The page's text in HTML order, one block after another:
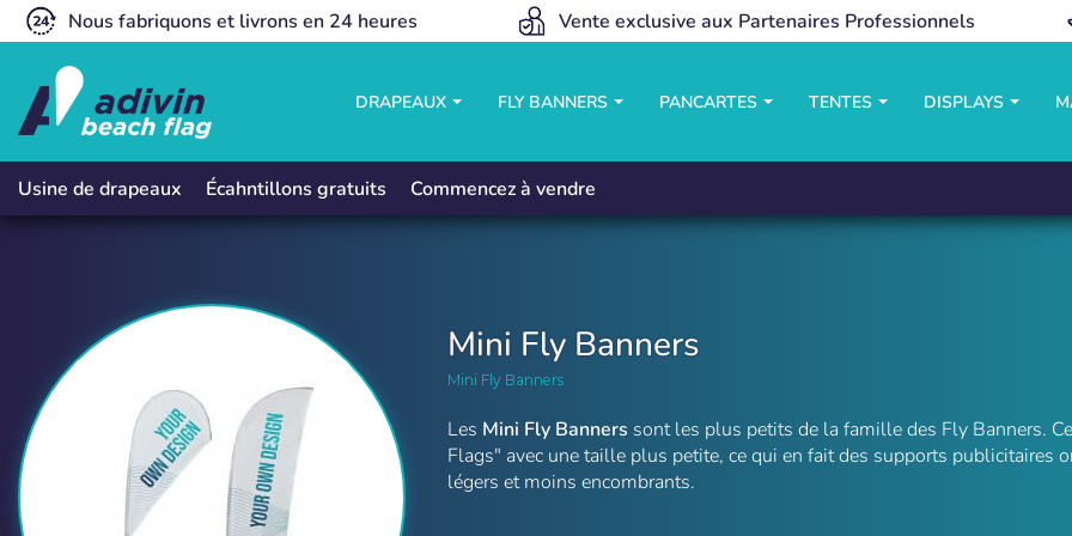
Nous fabriquons et livrons en 24 heures Vente exclusive aux Partenaires Professionnels
DRAPEAUX FLY BANNERS PANCARTES TENTES DISPLAYS
Usine de drapeaux Écahntillons gratuits Commencez à vendre
Mini Oriflammes et Mini Fly Banners de Table
Mini Fly Banners
Mini Fly Banners
Les Mini Fly Banners sont les plus petits de la famille des Fly Banners.
Flags" avec une taille plus petite, ce qui en fait des supports publicitaires
légers et moins encombrants.